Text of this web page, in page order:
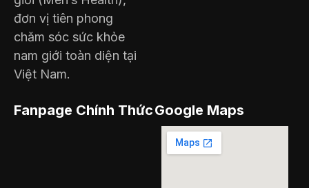
đơn vị tiên phong
chăm sóc sức khỏe
nam giới toàn diện tại
Việt Nam.
Fanpage Chính ThứcGoogle Maps